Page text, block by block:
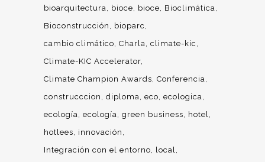
bioarquitectura
bioce bioce
Bioclimática
Bioconstrucción
bioparc
cambio climático Charla climate-kic
Climate-KIC Accelerator
Climate Champion Awards Conferencia
construcccion
diploma eco ecologica
ecología ecología green business
hotel
hotlees
innovación
Integración con el entorno
local